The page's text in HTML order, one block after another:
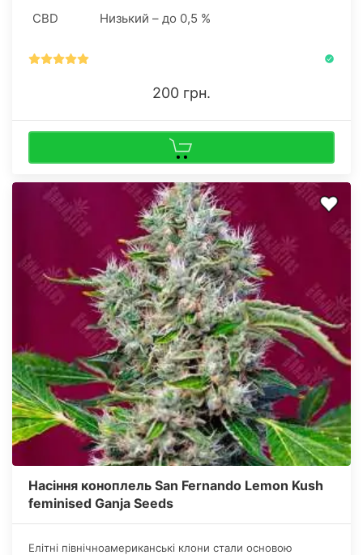
CBD Низький – до 0,5 %
200 грн.
Насіння коноплель San Fernando Lemon Kush
feminised Ganja Seeds
Елітні північноамериканські клони стали основою